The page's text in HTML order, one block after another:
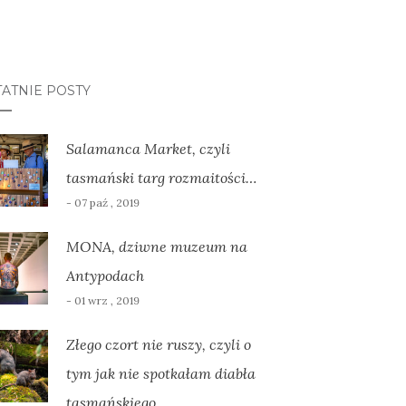
POSTY
Salamanca Market, czyli
tasmański targ rozmaitości…
- 07 paź , 2019
MONA, dziwne muzeum na
Antypodach
- 01 wrz , 2019
Złego czort nie ruszy, czyli o
tym jak nie spotkałam diabła
tasmańskiego